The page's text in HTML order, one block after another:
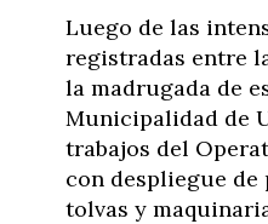
Luego de las
registradas entre
la madrugada de
Municipalidad de
trabajos del
con despliegue de
tolvas y